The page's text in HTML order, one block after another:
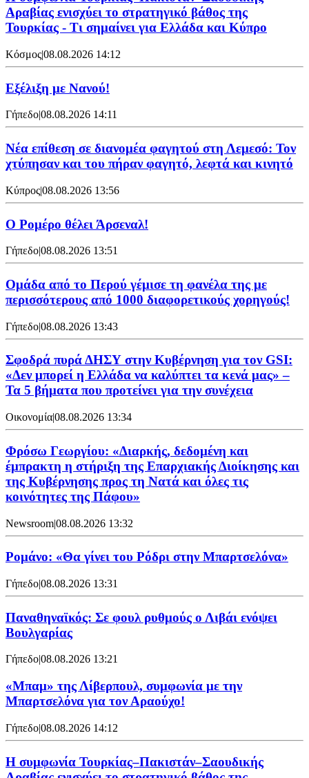
Αραβίας ενισχύει το στρατηγικό βάθος της
Τουρκίας - Τι σημαίνει για Ελλάδα και Κύπρο
Κόσμος|08.08.2026 14:12
Εξέλιξη με Νανού!
Γήπεδο|08.08.2026 14:11
Νέα επίθεση σε διανομέα φαγητού στη Λεμεσό: Τον
χτύπησαν και του πήραν φαγητό, λεφτά και κινητό
Κύπρος|08.08.2026 13:56
Ο Ρομέρο θέλει Άρσεναλ!
Γήπεδο|08.08.2026 13:51
Ομάδα από το Περού γέμισε τη φανέλα της με
περισσότερους από 1000 διαφορετικούς χορηγούς!
Γήπεδο|08.08.2026 13:43
Σφοδρά πυρά ΔΗΣΥ στην Κυβέρνηση για τον GSI:
«Δεν μπορεί η Ελλάδα να καλύπτει τα κενά μας» –
Τα 5 βήματα που προτείνει για την συνέχεια
Οικονομία|08.08.2026 13:34
Φρόσω Γεωργίου: «Διαρκής, δεδομένη και
έμπρακτη η στήριξη της Επαρχιακής Διοίκησης και
της Κυβέρνησης προς τη Νατά και όλες τις
κοινότητες της Πάφου»
Newsroom|08.08.2026 13:32
Ρομάνο: «Θα γίνει του Ρόδρι στην Μπαρτσελόνα»
Γήπεδο|08.08.2026 13:31
Παναθηναϊκός: Σε φουλ ρυθμούς ο Λιβάι ενόψει
Βουλγαρίας
Γήπεδο|08.08.2026 13:21
«Μπαμ» της Λίβερπουλ, συμφωνία με την
Μπαρτσελόνα για τον Αραούχο!
Γήπεδο|08.08.2026 14:12
Η συμφωνία Τουρκίας–Πακιστάν–Σαουδικής